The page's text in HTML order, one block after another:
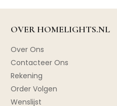
OVER HOMELIGHTS.NL
Over Ons
Contacteer Ons
Rekening
Order Volgen
Wenslijst